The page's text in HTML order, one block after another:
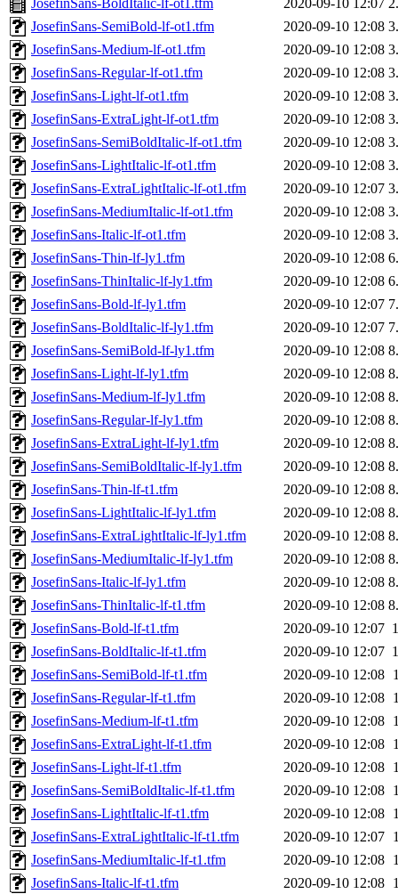
JosefinSans-BoldItalic-lf-ot1.tfm
2020-09-10 12:07
JosefinSans-SemiBold-lf-ot1.tfm
2020-09-10 12:08
JosefinSans-Medium-lf-ot1.tfm
2020-09-10 12:08
JosefinSans-Regular-lf-ot1.tfm
2020-09-10 12:08
JosefinSans-Light-lf-ot1.tfm
2020-09-10 12:08
JosefinSans-ExtraLight-lf-ot1.tfm
2020-09-10 12:08
JosefinSans-SemiBoldItalic-lf-ot1.tfm
2020-09-10 12:08
JosefinSans-LightItalic-lf-ot1.tfm
2020-09-10 12:08
JosefinSans-ExtraLightItalic-lf-ot1.tfm
2020-09-10 12:07
JosefinSans-MediumItalic-lf-ot1.tfm
2020-09-10 12:08
JosefinSans-Italic-lf-ot1.tfm
2020-09-10 12:08
JosefinSans-Thin-lf-ly1.tfm
2020-09-10 12:08
JosefinSans-ThinItalic-lf-ly1.tfm
2020-09-10 12:08
JosefinSans-Bold-lf-ly1.tfm
2020-09-10 12:07
JosefinSans-BoldItalic-lf-ly1.tfm
2020-09-10 12:07
JosefinSans-SemiBold-lf-ly1.tfm
2020-09-10 12:08
JosefinSans-Light-lf-ly1.tfm
2020-09-10 12:08
JosefinSans-Medium-lf-ly1.tfm
2020-09-10 12:08
JosefinSans-Regular-lf-ly1.tfm
2020-09-10 12:08
JosefinSans-ExtraLight-lf-ly1.tfm
2020-09-10 12:08
JosefinSans-SemiBoldItalic-lf-ly1.tfm
2020-09-10 12:08
JosefinSans-Thin-lf-t1.tfm
2020-09-10 12:08
JosefinSans-LightItalic-lf-ly1.tfm
2020-09-10 12:08
JosefinSans-ExtraLightItalic-lf-ly1.tfm
2020-09-10 12:08
JosefinSans-MediumItalic-lf-ly1.tfm
2020-09-10 12:08
JosefinSans-Italic-lf-ly1.tfm
2020-09-10 12:08
JosefinSans-ThinItalic-lf-t1.tfm
2020-09-10 12:08
JosefinSans-Bold-lf-t1.tfm
2020-09-10 12:07
JosefinSans-BoldItalic-lf-t1.tfm
2020-09-10 12:07
JosefinSans-SemiBold-lf-t1.tfm
2020-09-10 12:08
JosefinSans-Regular-lf-t1.tfm
2020-09-10 12:08
JosefinSans-Medium-lf-t1.tfm
2020-09-10 12:08
JosefinSans-ExtraLight-lf-t1.tfm
2020-09-10 12:08
JosefinSans-Light-lf-t1.tfm
2020-09-10 12:08
JosefinSans-SemiBoldItalic-lf-t1.tfm
2020-09-10 12:08
JosefinSans-LightItalic-lf-t1.tfm
2020-09-10 12:08
JosefinSans-ExtraLightItalic-lf-t1.tfm
2020-09-10 12:07
JosefinSans-MediumItalic-lf-t1.tfm
2020-09-10 12:08
JosefinSans-Italic-lf-t1.tfm
2020-09-10 12:08